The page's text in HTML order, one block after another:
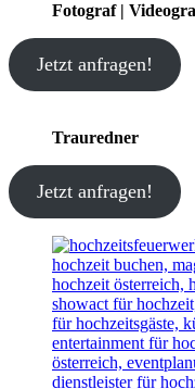
Fotograf |
Jetzt anfragen!
Trauredner
Jetzt anfragen!